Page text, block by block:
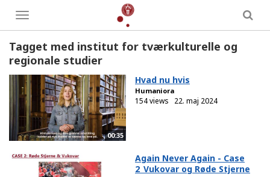
Toggle
menu
Tagget med institut for tværkulturelle og
regionale studier
00:35
Hvad nu hvis
Humaniora
154 views 22. maj 2024
Again Never Again - Case
2_Vukovar og Røde Stjerne